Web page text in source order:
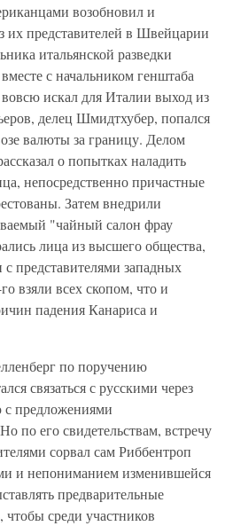
возобновил и
их представителей в Швейцарии
итальянской разведки
с начальником генштаба
искал для Италии выход из
делец Шмидтхубер, попался
валюты за границу. Делом
о попытках наладить
непосредственно причастные
Затем внедрили
"чайный салон фрау
лица из высшего общества,
представителями западных
взяли всех скопом, что и
падения Канариса и
по поручению
связаться с русскими через
предложениями
по его свидетельствам, встречу
сорвал сам Риббентроп
и непониманием изменившейся
предварительные
чтобы среди участников